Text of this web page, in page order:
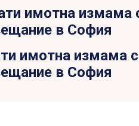
имотна измама с
в София